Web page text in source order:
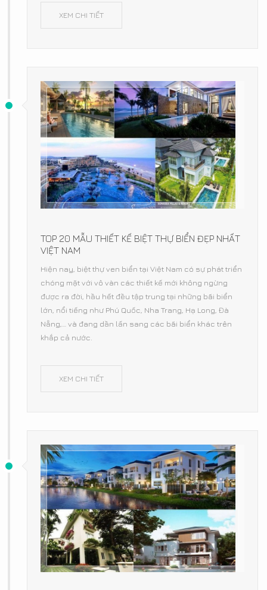
XEM CHI TIẾT
TOP 20 MẪU THIẾT KẾ BIỆT THỰ BIỂN ĐẸP NHẤT
VIỆT NAM
Hiện nay, biệt thự ven biển tại Việt Nam có sự phát triển
chóng mặt với vô vàn các thiết kế mới không ngừng
được ra đời, hầu hết đều tập trung tại những bãi biển
lớn, nổi tiếng như Phú Quốc, Nha Trang, Hạ Long, Đà
Nẵng,… và đang dần lấn sang các bãi biển khác trên
khắp cả nước.
XEM CHI TIẾT